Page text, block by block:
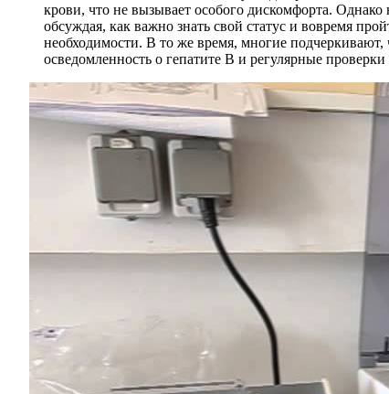
крови, что не вызывает особого дискомфорта.
обсуждая, как важно знать свой статус и вовремя
необходимости. В то же время, многие
осведомленность о гепатите В и регулярные